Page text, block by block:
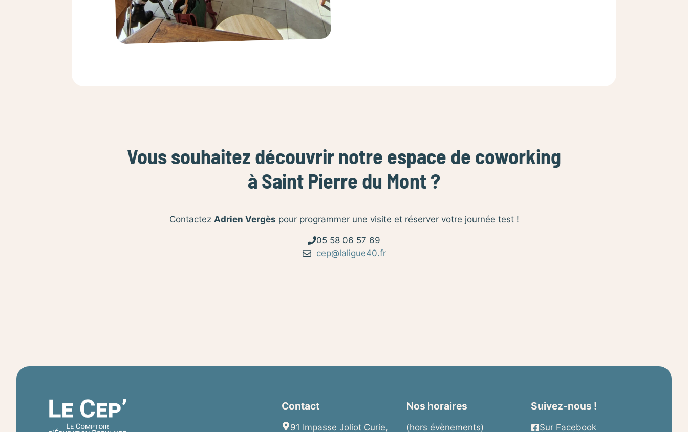
Vous souhaitez découvrir notre espace de coworking
à Saint Pierre du Mont ?
Contactez Adrien Vergès pour programmer une visite et réserver votre journée test !
05 58 06 57 69
cep@laligue40.fr
Contact
91 Impasse Joliot Curie,
Nos horaires
(hors évènements)
Suivez-nous !
Sur Facebook